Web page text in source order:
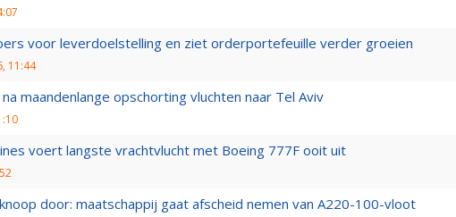
voor leverdoelstelling en ziet orderportefeuille verder groeien
11:44
maandenlange opschorting vluchten naar Tel Aviv
voert langste vrachtvlucht met Boeing 777F ooit uit
knoop door: maatschappij gaat afscheid nemen van A220-100-vloot